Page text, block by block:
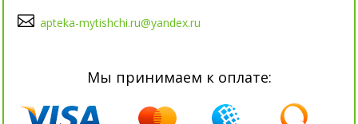
apteka-mytishchi.ru@yandex.ru
Мы принимаем к оплате: